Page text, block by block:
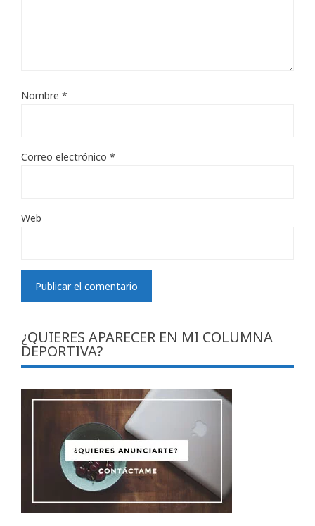
Nombre *
Correo electrónico *
Web
¿QUIERES APARECER EN MI COLUMNA
DEPORTIVA?